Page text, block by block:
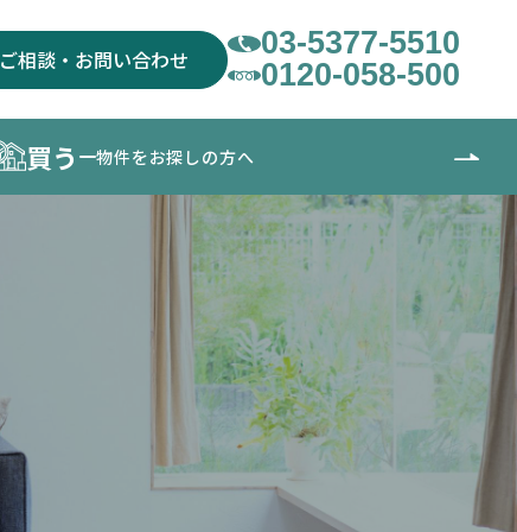
ご相談・お問い合わせ
03-5377-5510
0120-058-500
買う 物件をお探しの方へ